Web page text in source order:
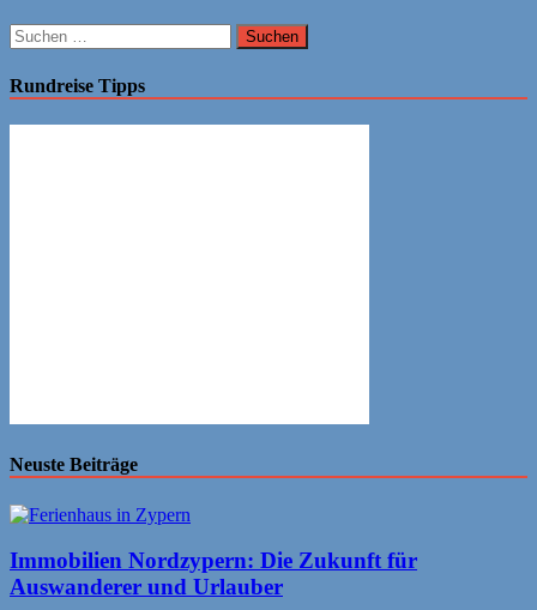
Suchen
nach:
Rundreise Tipps
Neuste Beiträge
Immobilien Nordzypern: Die Zukunft für
Auswanderer und Urlauber